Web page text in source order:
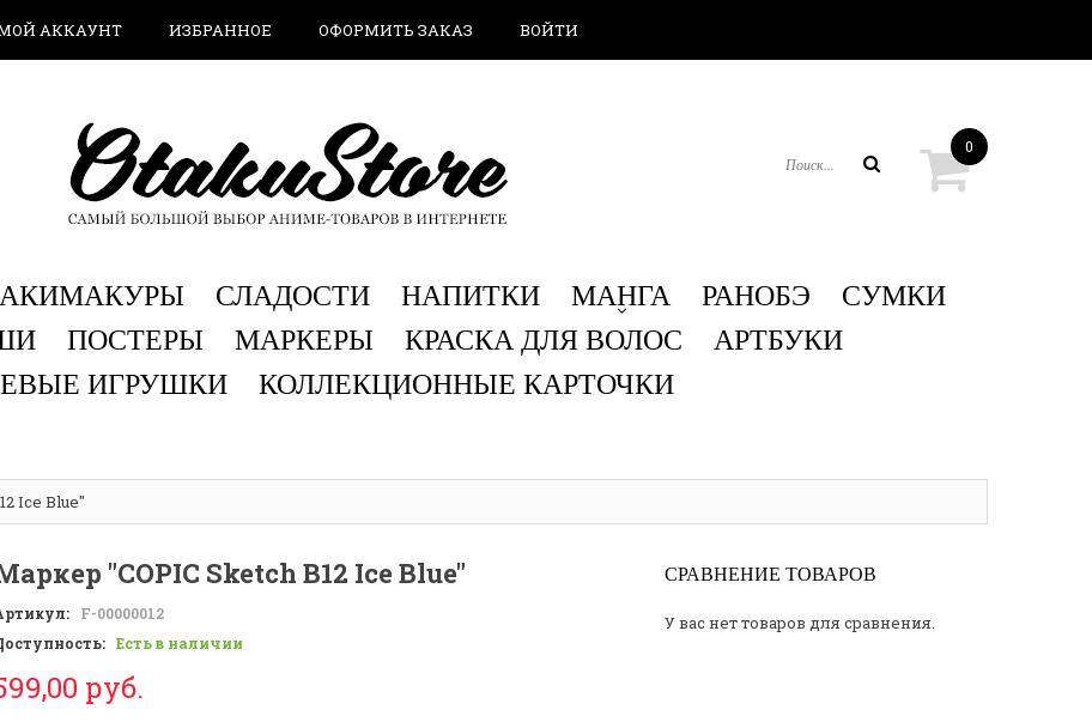
АККАУНТ ИЗБРАННОЕ ОФОРМИТЬ ЗАКАЗ ВОЙТИ
0
СЛАДОСТИ НАПИТКИ МАНГА РАНОБЭ
СУМКИ
ПОСТЕРЫ МАРКЕРЫ КРАСКА ДЛЯ ВОЛОС
АРТБУКИ
ИГРУШКИ
КОЛЛЕКЦИОННЫЕ КАРТОЧКИ
Ice Blue"
"COPIC Sketch B12 Ice Blue"
F-00000012
Есть в наличии
руб.
СРАВНЕНИЕ ТОВАРОВ
У вас нет товаров для сравнения.